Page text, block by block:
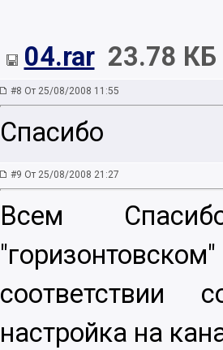
04.rar 23.78 КБ
#8 От 25/08/2008 11:55
Спасибо
#9 От 25/08/2008 21:27
Всем
соответствии
настройка на